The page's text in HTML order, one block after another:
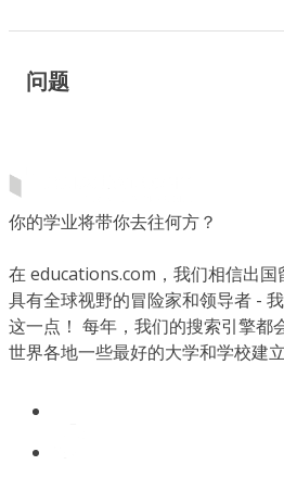
问题
你的学业将带你去往何方？
在 educations.com，我们相信出
具有全球视野的冒险家和领导者 -
这一点！ 每年，我们的搜索引擎都
世界各地一些最好的大学和学校建立